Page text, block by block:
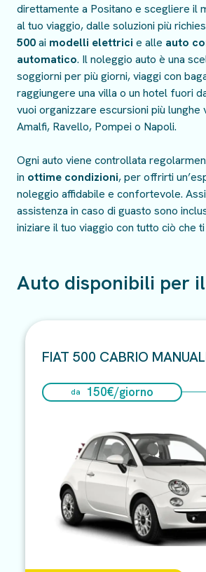
direttamente a Positano e scegliere il
al tuo viaggio, dalle soluzioni più
500ai modelli elettrici e alle auto
automatico. Il noleggio auto è una
soggiorni per più giorni, viaggi con
raggiungere una villa o un hotel fuori
vuoi organizzare escursioni più
Amalfi, Ravello, Pompei o Napoli.
Ogni auto viene controllata
in ottime condizioni, per offrirti
noleggio affidabile e confortevole.
assistenza in caso di guasto sono
iniziare il tuo viaggio con tutto ciò che
Auto disponibili per
FIAT 500 CABRIO
da 150€/giorno